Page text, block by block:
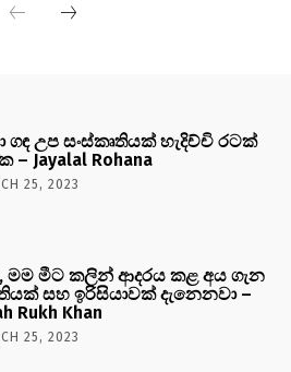
ගඳ උප සංස්කෘතියක් හැදිච්චි රටක්
– Jayalal Rohana
25, 2023
මම මීට කලින් ආදරය කළ අය ගැන
සහ ඉරිසියාවක් දැනෙනවා –
Rukh Khan
25, 2023